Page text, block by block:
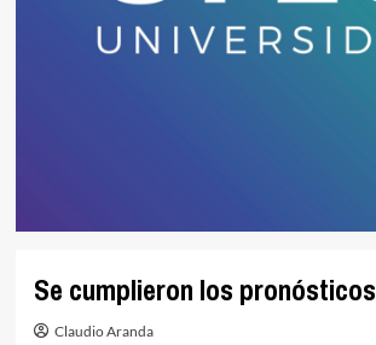
Se cumplieron los pronósticos
Claudio Aranda